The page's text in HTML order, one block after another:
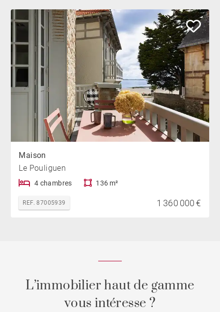
Maison
Le Pouliguen
4 chambres 136 m²
REF. 87005939 1 360 000 €
L’immobilier haut de gamme
vous intéresse ?